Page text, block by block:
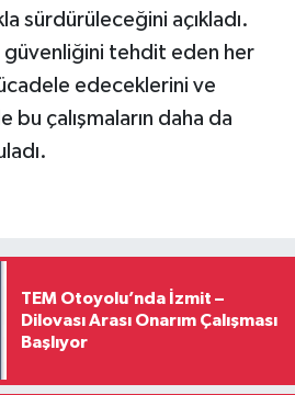
sürdürüleceğini açıkladı.
güvenliğini tehdit eden her
edeceklerini ve
çalışmaların daha da
TEM Otoyolu’nda İzmit –
Dilovası Arası Onarım Çalışması
Başlıyor